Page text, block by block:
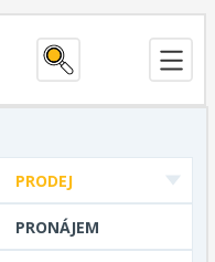
PRODEJ
PRONÁJEM